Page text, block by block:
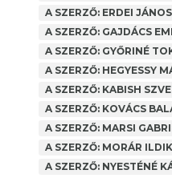
A SZERZŐ: ERDEI JÁNOS
A SZERZŐ: GAJDÁCS
A SZERZŐ: GYŐRINÉ
A SZERZŐ: HEGYESSY
A SZERZŐ: KABISH
A SZERZŐ: KOVÁCS
A SZERZŐ: MARSI
A SZERZŐ: MORÁR
A SZERZŐ: NYESTÉNÉ